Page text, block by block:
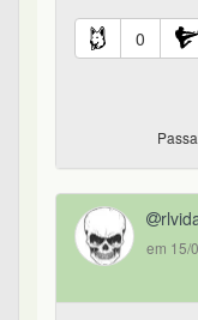
0
em 15/